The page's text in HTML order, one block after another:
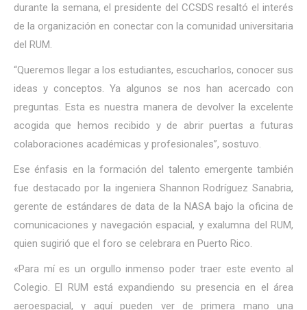
durante la semana, el presidente del CCSDS resaltó el interés
de la organización en conectar con la comunidad universitaria
del RUM.
“Queremos llegar a los estudiantes, escucharlos, conocer sus
ideas y conceptos. Ya algunos se nos han acercado con
preguntas. Esta es nuestra manera de devolver la excelente
acogida que hemos recibido y de abrir puertas a futuras
colaboraciones académicas y profesionales”, sostuvo.
Ese énfasis en la formación del talento emergente también
fue destacado por la ingeniera Shannon Rodríguez Sanabria,
gerente de estándares de data de la NASA bajo la oficina de
comunicaciones y navegación espacial, y exalumna del RUM,
quien sugirió que el foro se celebrara en Puerto Rico.
«Para mí es un orgullo inmenso poder traer este evento al
Colegio. El RUM está expandiendo su presencia en el área
aeroespacial, y aquí pueden ver de primera mano una